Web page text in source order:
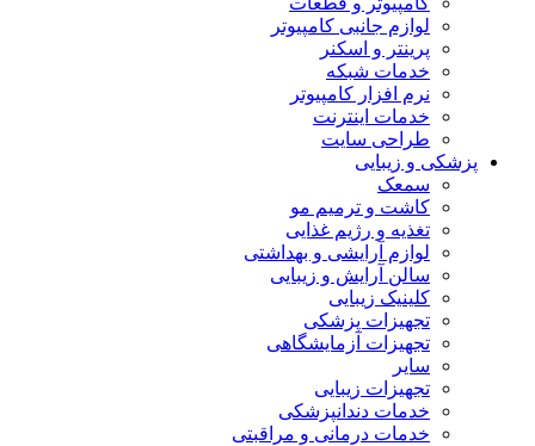
لوازم جانبی کامپیوتر
پرینتر و اسکنر
خدمات شبکه
نرم افزار کامپیوتر
خدمات اینترنت
طراحی سایت
پزشکی و زیبایی
سمعک
کاشت و ترمیم مو
تغذیه و رژیم غذایی
لوازم آرایشی و بهداشتی
سالن آرایش و زیبایی
کلینیک زیبایی
تجهیزات پزشکی
تجهیزات آزمایشگاهی
سایر
تجهیزات زیبایی
خدمات دندانپزشکی
خدمات درمانی و مراقبتی